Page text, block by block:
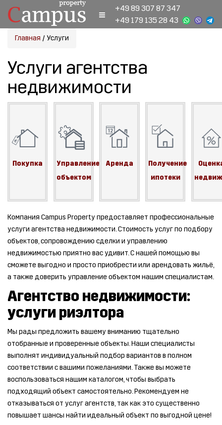
+49 89 307 87 347
+49 179 135 28 43
Главная / Услуги
Услуги агентства
недвижимости
Покупка
Управление
объектом
Аренда
Получение
ипотеки
Компания Campus Property предоставляет профессиональные
услуги агентства недвижимости. Стоимость услуг по подбору
объектов, сопровождению сделки и управлению
недвижимостью приятно вас удивит. С нашей помощью вы
сможете выгодно и просто приобрести или арендовать жильё,
а также доверить управление объектом нашим специалистам.
Агентство недвижимости:
услуги риэлтора
Мы рады предложить вашему вниманию тщательно
отобранные и проверенные объекты. Наши специалисты
выполнят индивидуальный подбор вариантов в полном
соответствии с вашими пожеланиями. Также вы можете
воспользоваться нашим каталогом, чтобы выбрать
подходящий объект самостоятельно. Рекомендуем не
отказываться от услуг агентств, так как это существенно
повышает шансы найти идеальный объект по выгодной цене!